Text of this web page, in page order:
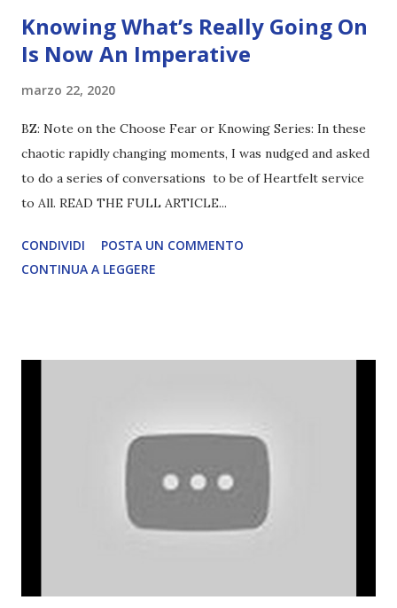
Knowing What’s Really Going On
Is Now An Imperative
marzo 22, 2020
BZ: Note on the Choose Fear or Knowing Series: In these
chaotic rapidly changing moments, I was nudged and asked
to do a series of conversations to be of Heartfelt service
to All. READ THE FULL ARTICLE...
CONDIVIDI
POSTA UN COMMENTO
CONTINUA A LEGGERE